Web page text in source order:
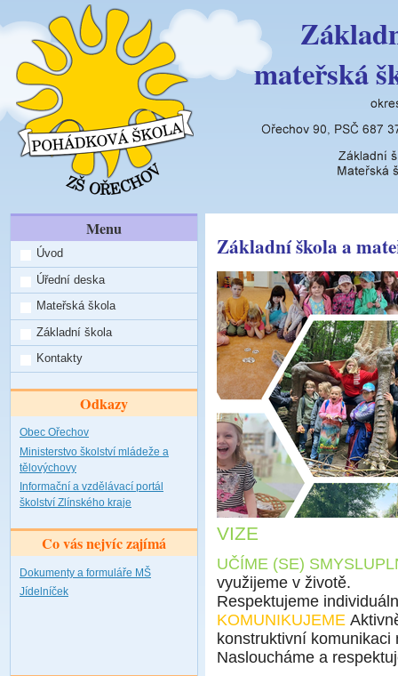
mateřská
Menu
Úvod
Úřední deska
Mateřská škola
Základní škola
Kontakty
Odkazy
Obec Ořechov
Ministerstvo školství mládeže a
tělovýchovy
Informační a vzdělávací portál
školství Zlínského kraje
Co vás nejvíc zajímá
Dokumenty a formuláře MŠ
Jídelníček
Základní škola a
VIZE
UČÍME (SE)
využijeme v životě.
Respektujeme
KOMUNIKUJEME
konstruktivní
Nasloucháme a